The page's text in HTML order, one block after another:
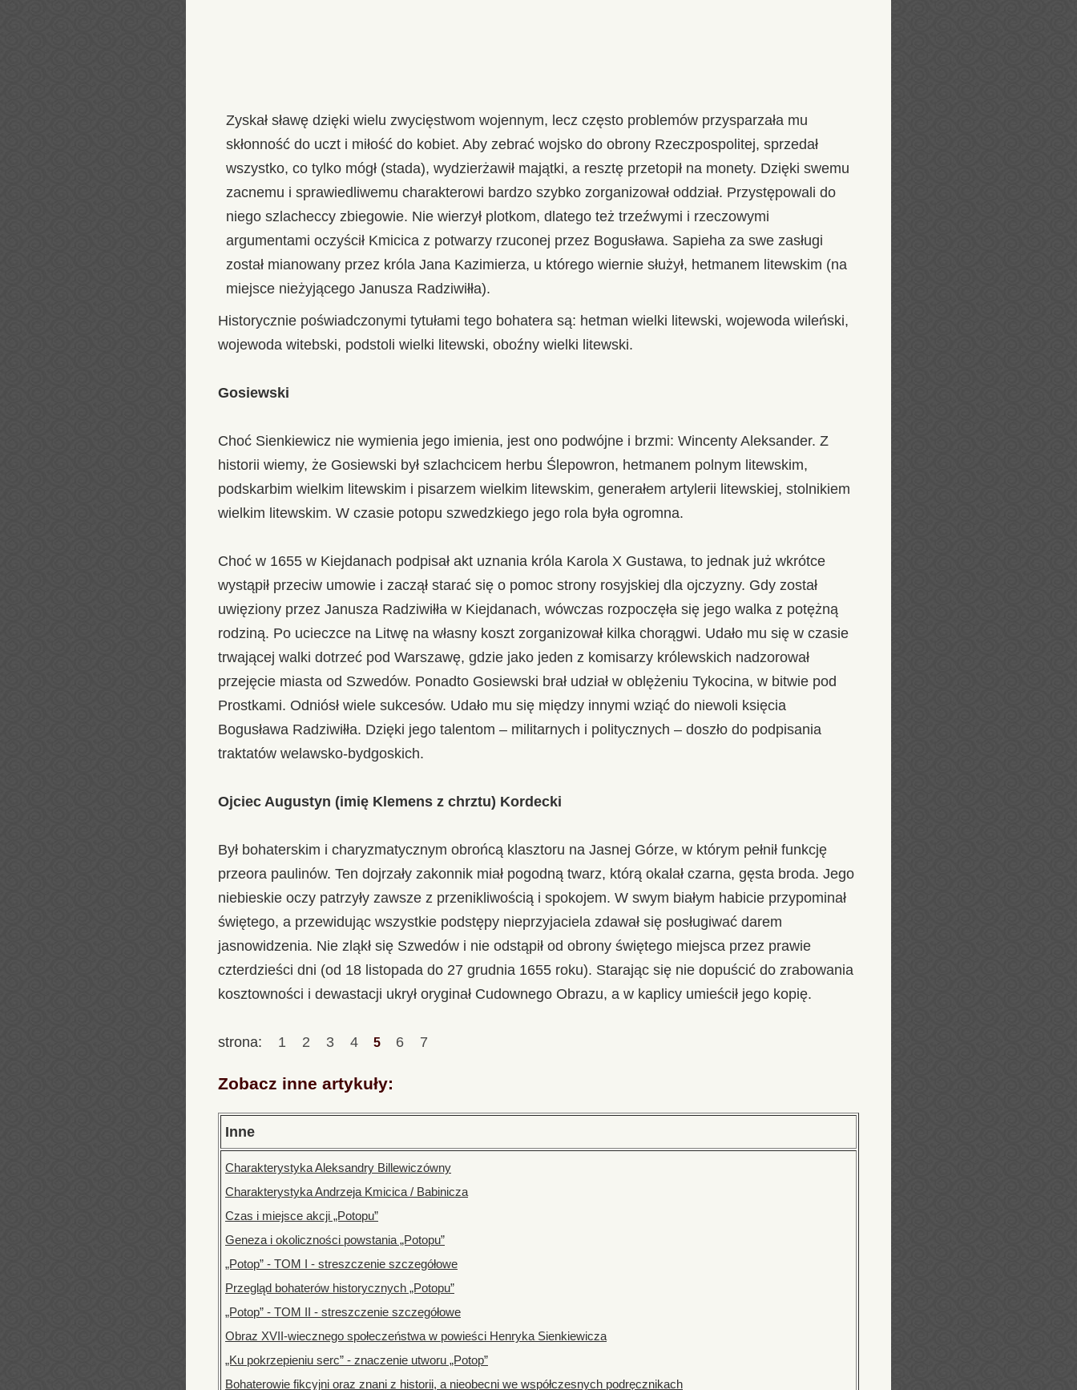
Zyskał sławę dzięki wielu zwycięstwom wojennym, lecz często problemów przysparzała mu
skłonność do uczt i miłość do kobiet. Aby zebrać wojsko do obrony Rzeczpospolitej, sprzedał
wszystko, co tylko mógł (stada), wydzierżawił majątki, a resztę przetopił na monety. Dzięki swemu
zacnemu i sprawiedliwemu charakterowi bardzo szybko zorganizował oddział. Przystępowali do
niego szlacheccy zbiegowie. Nie wierzył plotkom, dlatego też trzeźwymi i rzeczowymi
argumentami oczyścił Kmicica z potwarzy rzuconej przez Bogusława. Sapieha za swe zasługi
został mianowany przez króla Jana Kazimierza, u którego wiernie służył, hetmanem litewskim (na
miejsce nieżyjącego Janusza Radziwiłła).
Historycznie poświadczonymi tytułami tego bohatera są: hetman wielki litewski, wojewoda wileński,
wojewoda witebski, podstoli wielki litewski, oboźny wielki litewski.
Gosiewski
Choć Sienkiewicz nie wymienia jego imienia, jest ono podwójne i brzmi: Wincenty Aleksander. Z
historii wiemy, że Gosiewski był szlachcicem herbu Ślepowron, hetmanem polnym litewskim,
podskarbim wielkim litewskim i pisarzem wielkim litewskim, generałem artylerii litewskiej, stolnikiem
wielkim litewskim. W czasie potopu szwedzkiego jego rola była ogromna.
Choć w 1655 w Kiejdanach podpisał akt uznania króla Karola X Gustawa, to jednak już wkrótce
wystąpił przeciw umowie i zaczął starać się o pomoc strony rosyjskiej dla ojczyzny. Gdy został
uwięziony przez Janusza Radziwiłła w Kiejdanach, wówczas rozpoczęła się jego walka z potężną
rodziną. Po ucieczce na Litwę na własny koszt zorganizował kilka chorągwi. Udało mu się w czasie
trwającej walki dotrzeć pod Warszawę, gdzie jako jeden z komisarzy królewskich nadzorował
przejęcie miasta od Szwedów. Ponadto Gosiewski brał udział w oblężeniu Tykocina, w bitwie pod
Prostkami. Odniósł wiele sukcesów. Udało mu się między innymi wziąć do niewoli księcia
Bogusława Radziwiłła. Dzięki jego talentom – militarnych i politycznych – doszło do podpisania
traktatów welawsko-bydgoskich.
Ojciec Augustyn (imię Klemens z chrztu) Kordecki
Był bohaterskim i charyzmatycznym obrońcą klasztoru na Jasnej Górze, w którym pełnił funkcję
przeora paulinów. Ten dojrzały zakonnik miał pogodną twarz, którą okalał czarna, gęsta broda. Jego
niebieskie oczy patrzyły zawsze z przenikliwością i spokojem. W swym białym habicie przypominał
świętego, a przewidując wszystkie podstępy nieprzyjaciela zdawał się posługiwać darem
jasnowidzenia. Nie zląkł się Szwedów i nie odstąpił od obrony świętego miejsca przez prawie
czterdzieści dni (od 18 listopada do 27 grudnia 1655 roku). Starając się nie dopuścić do zrabowania
kosztowności i dewastacji ukrył oryginał Cudownego Obrazu, a w kaplicy umieścił jego kopię.
strona: 1 2 3 4 5 6 7
Zobacz inne artykuły:
Inne
Charakterystyka Aleksandry Billewiczówny
Charakterystyka Andrzeja Kmicica / Babinicza
Czas i miejsce akcji „Potopu”
Geneza i okoliczności powstania „Potopu”
„Potop” - TOM I - streszczenie szczegółowe
Przegląd bohaterów historycznych „Potopu”
„Potop” - TOM II - streszczenie szczegółowe
Obraz XVII-wiecznego społeczeństwa w powieści Henryka Sienkiewicza
„Ku pokrzepieniu serc” - znaczenie utworu „Potop”
Bohaterowie fikcyjni oraz znani z historii, a nieobecni we współczesnych podręcznikach